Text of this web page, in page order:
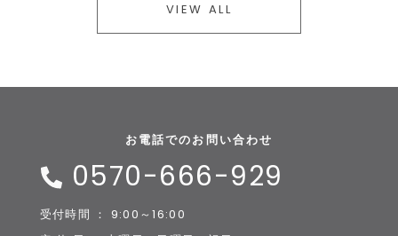
VIEW ALL
お電話でのお問い合わせ
0570-666-929
受付時間 ： 9:00～16:00